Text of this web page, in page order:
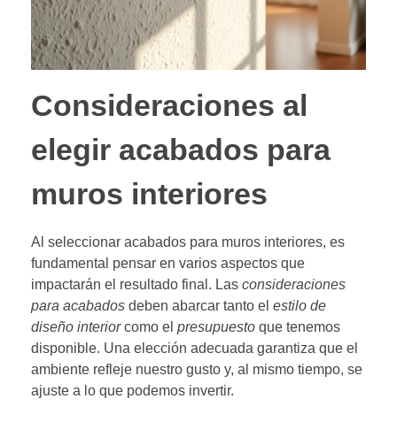
Consideraciones al
elegir acabados para
muros interiores
Al seleccionar acabados para muros interiores, es
fundamental pensar en varios aspectos que
impactarán el resultado final. Las consideraciones
para acabados deben abarcar tanto el estilo de
diseño interiorcomo el presupuesto que tenemos
disponible. Una elección adecuada garantiza que el
ambiente refleje nuestro gusto y, al mismo tiempo, se
ajuste a lo que podemos invertir.